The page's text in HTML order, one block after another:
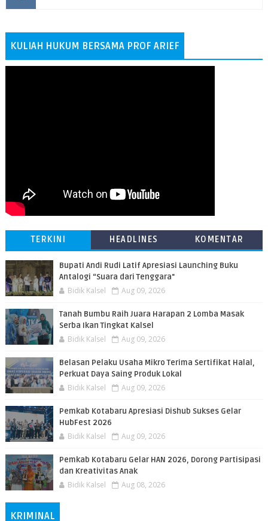
KULIAH HUKUM BERSAMA PROF ARIEF
TERKINI HEADLINES KOMENTAR
Bupati Andi Rudi Latif Apresiasi Launching Buku
Antalogi “Suara dari Tenggara"
Bidik Kalsel Aug 09, 2026
Tanah Bumbu Raih Juara Harapan 2 Lomba Masak
Serba Ikan Tingkat Kalsel
Bidik Kalsel Aug 09, 2026
Belasan Pelaku Usaha Mikro Terima Sertifikat Halal,
Perkuat Daya Saing Produk Lokal
Bidik Kalsel Aug 09, 2026
Pemkab Kotabaru Apresiasi Dishub Sukses Gelar
HubFest 2026
Bidik Kalsel Aug 09, 2026
Pemkab Kotabaru Gelar HAN 2026, Dorong Partisipasi
dan Kreativitas Anak
Bidik Kalsel Aug 08, 2026
KRIMINAL